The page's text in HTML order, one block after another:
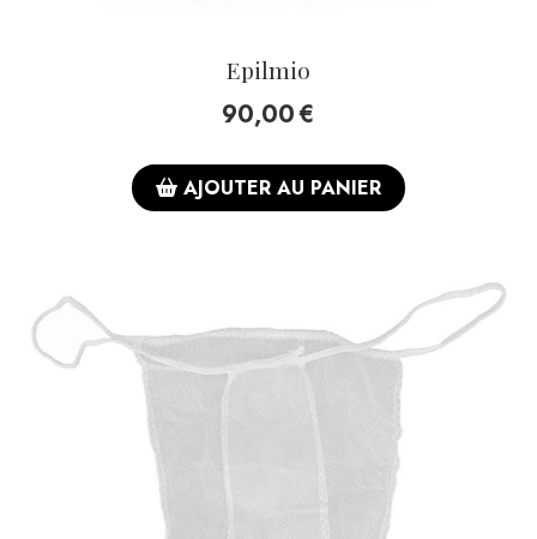
Epilmio
90,00€
AJOUTER AU PANIER